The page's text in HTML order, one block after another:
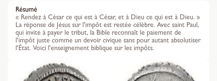
Résumé
« Rendez à César ce qui est à César, et à Dieu ce qui est à Dieu. »
La réponse de Jésus sur l'impôt est restée célèbre. Avec saint Paul,
qui invite à payer le tribut, la Bible reconnaît le paiement de
l'impôt juste comme un devoir civique sans pour autant absolutiser
l'État. Voici l'enseignement biblique sur les impôts.